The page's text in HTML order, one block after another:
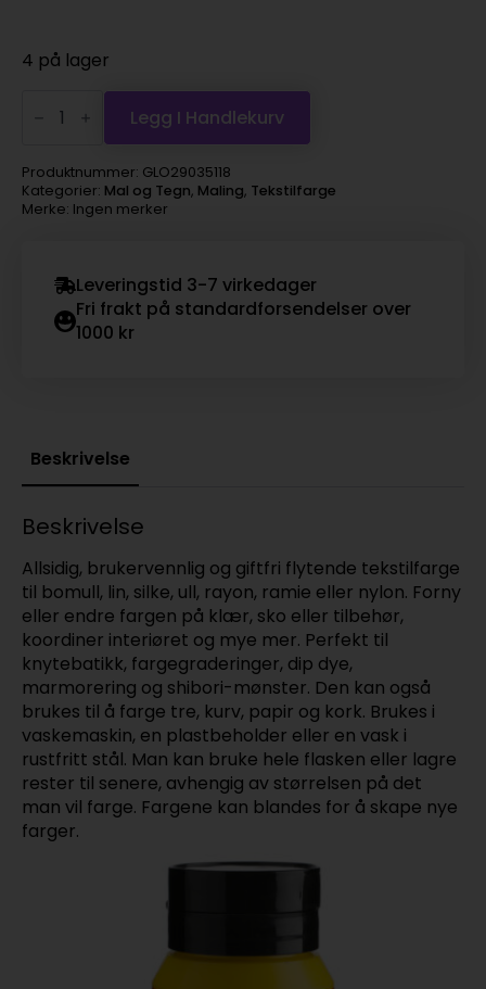
4 på lager
Liquid
Tekstilfarge
236ml
–
Navy
Blue
Legg I Handlekurv
Produktnummer: GLO29035118
Kategorier: Mal og Tegn, Maling, Tekstilfarge
Merke: Ingen merker
Leveringstid 3-7 virkedager
Fri frakt på standardforsendelser over
1000 kr
Beskrivelse
Beskrivelse
Allsidig, brukervennlig og giftfri flytende tekstilfarge
til bomull, lin, silke, ull, rayon, ramie eller nylon. Forny
eller endre fargen på klær, sko eller tilbehør,
koordiner interiøret og mye mer. Perfekt til
knytebatikk, fargegraderinger, dip dye,
marmorering og shibori-mønster. Den kan også
brukes til å farge tre, kurv, papir og kork. Brukes i
vaskemaskin, en plastbeholder eller en vask i
rustfritt stål. Man kan bruke hele flasken eller lagre
rester til senere, avhengig av størrelsen på det
man vil farge. Fargene kan blandes for å skape nye
farger.